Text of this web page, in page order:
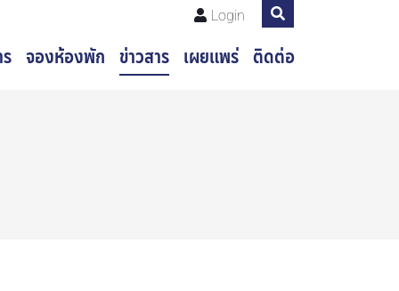
Login
จองห้องพัก ข่าวสาร เผยแพร่ ติดต่อ